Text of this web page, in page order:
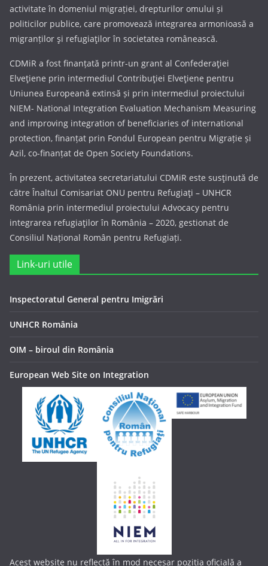
activitate în domeniul migrației, drepturilor omului și
politicilor publice, care promovează integrarea armonioasă a
migranților şi refugiaţilor în societatea românească.
CDMiR a fost finanțată printr-un grant al Confederaţiei
Elveţiene prin intermediul Contribuţiei Elveţiene pentru
Uniunea Europeană extinsă și prin intermediul proiectului
NIEM- National Integration Evaluation Mechanism Measuring
and improving integration of beneficiaries of international
protection, finanțat prin Fondul European pentru Migrație și
Azil, co-finanțat de Open Society Foundations.
În prezent, activitatea secretariatului CDMiR este susţinută de
către Înaltul Comisariat ONU pentru Refugiaţi – UNHCR
România prin intermediul proiectului Advocacy pentru
integrarea refugiaţilor în România – 2020, gestionat de
Consiliul Național Român pentru Refugiați.
Link-uri utile
Inspectoratul General pentru Imigrări
UNHCR România
OIM – biroul din România
European Web Site on Integration
Acest website nu reflectă în mod necesar poziția oficială a